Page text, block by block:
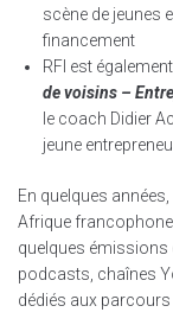
scène de jeunes
financement
RFI est
de voisins –
le coach Didier
jeune
En quelques
Afrique
quelques émissions
podcasts, chaînes
dédiés aux